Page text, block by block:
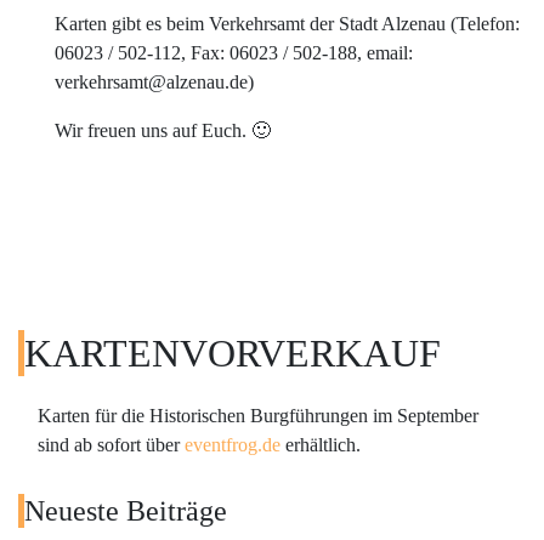
Karten gibt es beim Verkehrsamt der Stadt Alzenau (Telefon:
06023 / 502-112, Fax: 06023 / 502-188, email:
verkehrsamt@alzenau.de)
Wir freuen uns auf Euch. 🙂
KARTENVORVERKAUF
Karten für die Historischen Burgführungen im September
sind ab sofort übereventfrog.de erhältlich.
Neueste Beiträge